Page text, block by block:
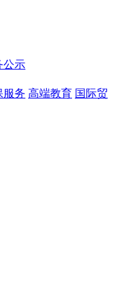
公示
服务 高端教育 国际贸